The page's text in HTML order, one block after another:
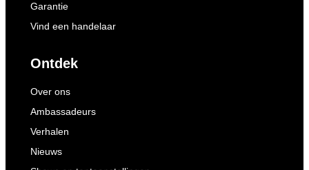
Garantie
Vind een handelaar
Ontdek
Over ons
Ambassadeurs
Verhalen
Nieuws